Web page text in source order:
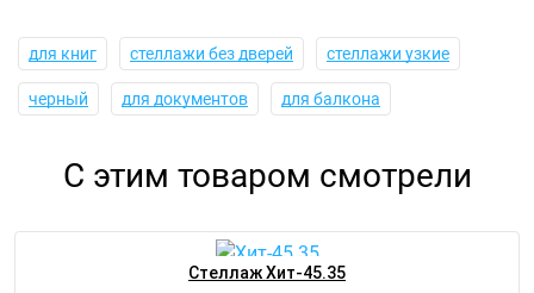
для книг стеллажи без дверей стеллажи узкие
черный для документов для балкона
С этим товаром смотрели
Стеллаж Хит-45.35